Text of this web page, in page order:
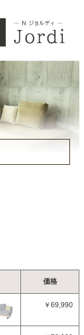
ョンのみ）
価格
￥69,990